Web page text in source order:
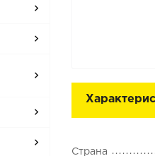
Страна